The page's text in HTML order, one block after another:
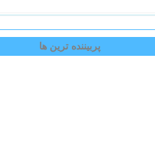
پربیننده ترین ها